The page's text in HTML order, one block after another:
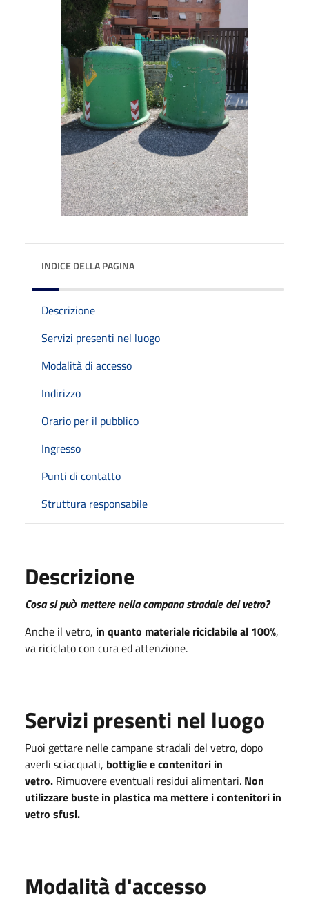
INDICE DELLA PAGINA
Descrizione
Servizi presenti nel luogo
Modalità di accesso
Indirizzo
Orario per il pubblico
Ingresso
Punti di contatto
Struttura responsabile
Descrizione
Cosa si può̀ mettere nella campana stradale del vetro?
Anche il vetro, in quanto materiale riciclabile al 100%,
va riciclato con cura ed attenzione.
Servizi presenti nel luogo
Puoi gettare nelle campane stradali del vetro, dopo
averli sciacquati, bottiglie e contenitori in
vetro. Rimuovere eventuali residui alimentari. Non
utilizzare buste in plastica ma mettere i contenitori in
vetro sfusi.
Modalità d'accesso